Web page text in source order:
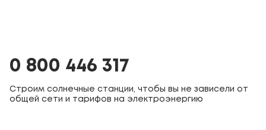
0 800 446 317
Строим солнечные станции, чтобы вы не зависели от
общей сети и тарифов на электроэнергию